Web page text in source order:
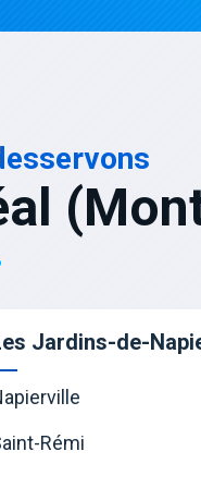
Jardins-de-
Rémi